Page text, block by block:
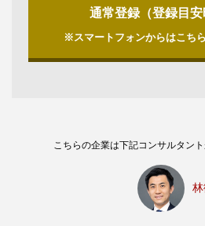
通常登録（登録目安
※スマートフォンからはこち
こちらの企業は下記コンサルタント